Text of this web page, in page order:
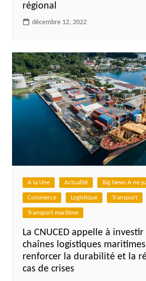
régional
décembre 12, 2022
A la Une Actualité Big News A ne
Commerce Logistique Transport
Transport maritime
La CNUCED appelle à
chaînes logistiques
renforcer la durabilité et la
cas de crises